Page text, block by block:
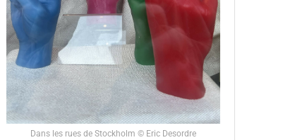
Dans les rues de Stockholm © Eric Desordre